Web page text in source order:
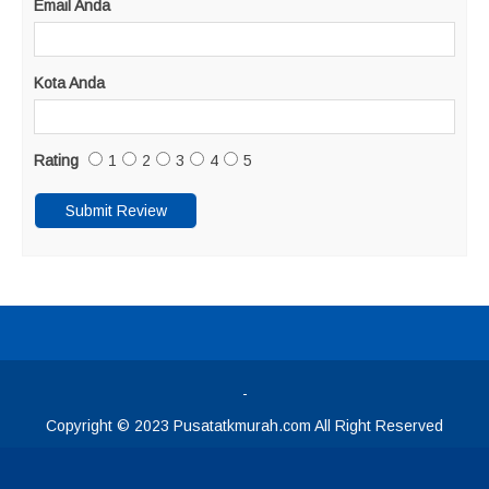
Email Anda
Kota Anda
Rating 1 2 3 4 5
-
Copyright © 2023 Pusatatkmurah.com All Right Reserved